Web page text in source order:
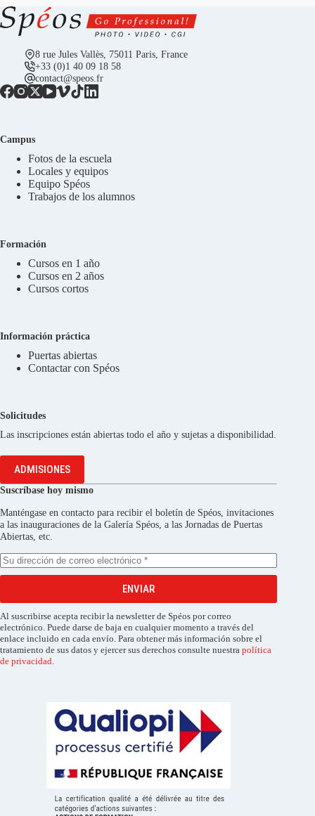
8 rue Jules Vallès, 75011 Paris, France
+33 (0)1 40 09 18 58
contact@speos.fr
Campus
Fotos de la escuela
Locales y equipos
Equipo Spéos
Trabajos de los alumnos
Formación
Cursos en 1 año
Cursos en 2 años
Cursos cortos
Información práctica
Puertas abiertas
Contactar con Spéos
Solicitudes
Las inscripciones están abiertas todo el año y sujetas a disponibilidad.
ADMISIONES
Suscríbase hoy mismo
Manténgase en contacto para recibir el boletín de Spéos, invitaciones
a las inauguraciones de la Galería Spéos, a las Jornadas de Puertas
Abiertas, etc.
ENVIAR
Al suscribirse acepta recibir la newsletter de Spéos por correo
electrónico. Puede darse de baja en cualquier momento a través del
enlace incluido en cada envío. Para obtener más información sobre el
tratamiento de sus datos y ejercer sus derechos consulte nuestra política
de privacidad.